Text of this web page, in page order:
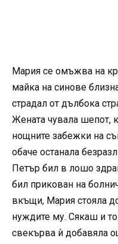
Мария се омъжва на
майка на синове
страдал от дълбока
Жената чувала шепот,
нощните забежки на
обаче останала
Петър бил в лошо
бил прикован на
вкъщи, Мария стояла
нуждите му. Сякаш и
свекърва ѝ добавяла